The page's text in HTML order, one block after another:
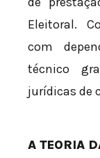
Eleitoral.
com
técnico
jurídicas de
A TEORIA